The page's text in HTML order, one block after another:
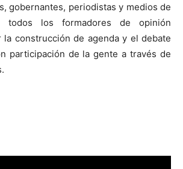
gobernantes, periodistas y medios de
todos los formadores de opinión
construcción de agenda y el debate
participación de la gente a través de